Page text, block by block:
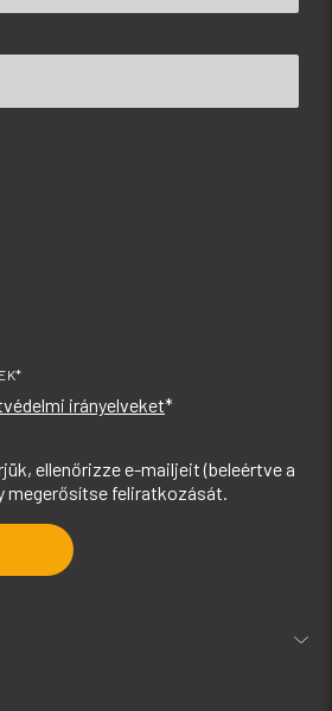
irányelveket*
ellenőrizze e-mailjeit (beleértve a
megerősítse feliratkozását.